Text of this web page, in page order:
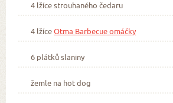
4 lžíce strouhaného čedaru
4 lžíceOtma Barbecue omáčky
6 plátků slaniny
žemle na hot dog